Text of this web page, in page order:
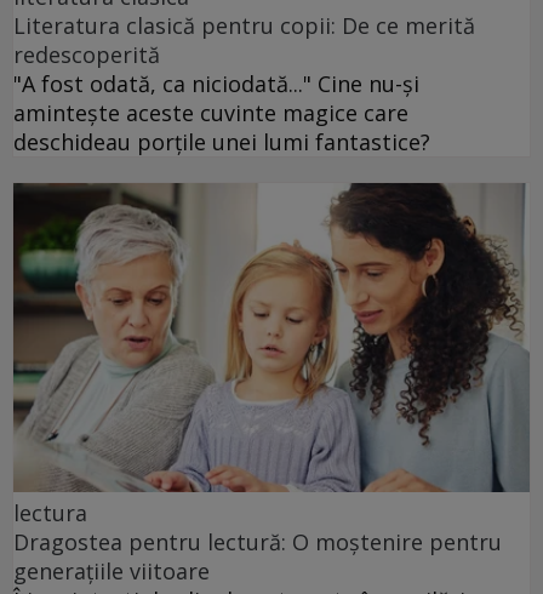
Literatura clasică pentru copii: De ce merită
redescoperită
"A fost odată, ca niciodată..." Cine nu-și
amintește aceste cuvinte magice care
deschideau porțile unei lumi fantastice?
lectura
Dragostea pentru lectură: O moștenire pentru
generațiile viitoare